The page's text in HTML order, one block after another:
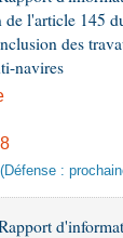
l'article 145
des
navires
: